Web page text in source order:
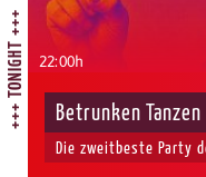
+++ TONIGHT +++ 22:00h
Betrunken Tanzen
Die zweitbeste Party